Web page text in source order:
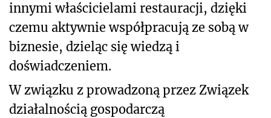
innymi właścicielami restauracji, dzięki
czemu aktywnie współpracują ze sobą w
biznesie, dzieląc się wiedzą i
doświadczeniem.
W związku z prowadzoną przez Związek
działalnością gospodarczą